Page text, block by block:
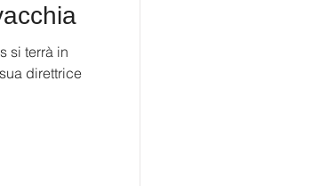
si terrà in
direttrice